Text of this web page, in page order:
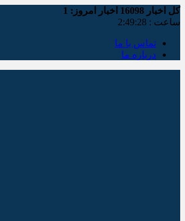
کل اخبار اخبار امروز: 1
ساعت : 2:49:29
تماس با ما
درباره ما